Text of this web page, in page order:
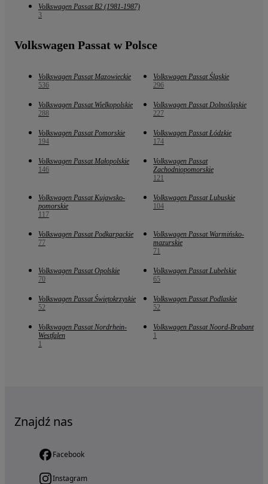
Volkswagen Passat B2 (1981-1987)
3
Volkswagen Passat w Polsce
Volkswagen Passat Mazowieckie
536
Volkswagen Passat Śląskie
296
Volkswagen Passat Wielkopolskie
288
Volkswagen Passat Dolnośląskie
227
Volkswagen Passat Pomorskie
194
Volkswagen Passat Łódzkie
174
Volkswagen Passat Małopolskie
146
Volkswagen Passat
Zachodniopomorskie
121
Volkswagen Passat Kujawsko-
pomorskie
117
Volkswagen Passat Lubuskie
104
Volkswagen Passat Podkarpackie
77
Volkswagen Passat Warmińsko-
mazurskie
71
Volkswagen Passat Opolskie
70
Volkswagen Passat Lubelskie
65
Volkswagen Passat Świętokrzyskie
52
Volkswagen Passat Podlaskie
52
Volkswagen Passat Nordrhein-
Westfalen
1
Volkswagen Passat Noord-Brabant
1
Znajdź nas
Facebook
Instagram